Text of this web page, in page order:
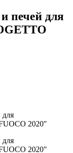
печей для